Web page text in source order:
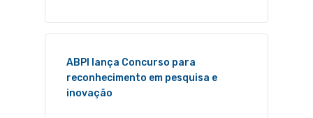
ABPI lança Concurso para
reconhecimento em pesquisa e
inovação